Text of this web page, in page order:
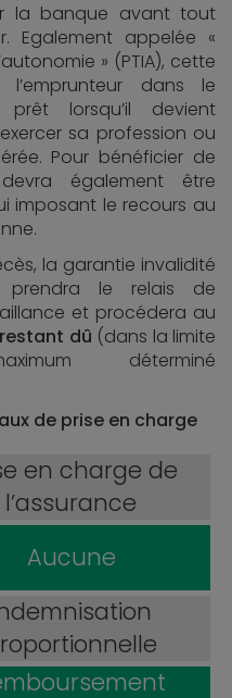
la banque avant tout
Egalement appelée «
» (PTIA), cette
dans le
lorsqu’il devient
sa profession ou
Pour bénéficier de
également être
imposant le recours au
la garantie invalidité
prendra le relais de
et procédera au
dû (dans la limite
déterminé
de prise en charge
en charge de
l’assurance
Aucune